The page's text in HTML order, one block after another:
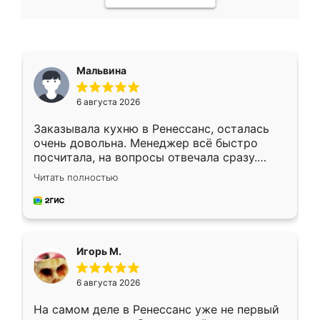
Мальвина
6 августа 2026
Заказывала кухню в Ренессанс, осталась
очень довольна. Менеджер всё быстро
посчитала, на вопросы отвечала сразу.
Замерщик приехал в субботу, подошёл к
делу со всей ответственностью. Собрали
за день, ребята работали аккуратно, даже
Читать полностью
Игорь М.
6 августа 2026
На самом деле в Ренессанс уже не первый